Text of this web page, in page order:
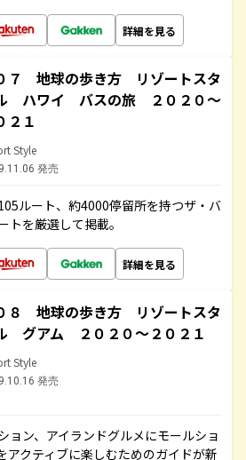
詳細を見る
７ 地球の歩き方 リゾートスタ
ハワイ バスの旅 ２０２０～
２１
Style
発売
ルート、約4000停留所を持つザ・バ
トを厳選して掲載。
詳細を見る
８ 地球の歩き方 リゾートスタ
グアム ２０２０～２０２１
Style
発売
ョン、アイランドグルメにモールショ
アクティブに楽しむためのガイドが新